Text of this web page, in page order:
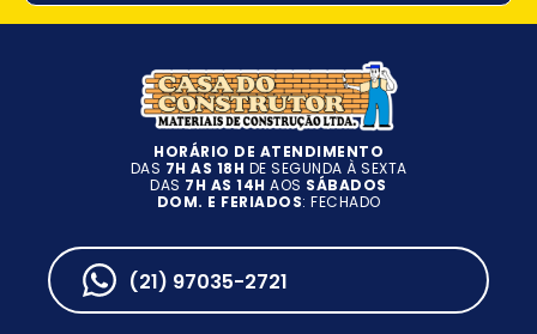
HORÁRIO DE ATENDIMENTO
DAS 7H AS 18H DE SEGUNDA À SEXTA
DAS 7H AS 14H AOS SÁBADOS
DOM. E FERIADOS: FECHADO
(21) 97035-2721